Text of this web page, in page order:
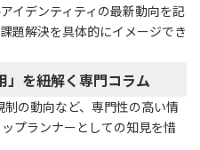
イデンティティの最新動向を記
題解決を具体的にイメージでき
」を紐解く専門コラム
の動向など、専門性の高い情
プランナーとしての知見を惜